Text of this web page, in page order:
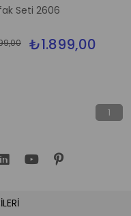
Seti 2606
₺1.899,00
1